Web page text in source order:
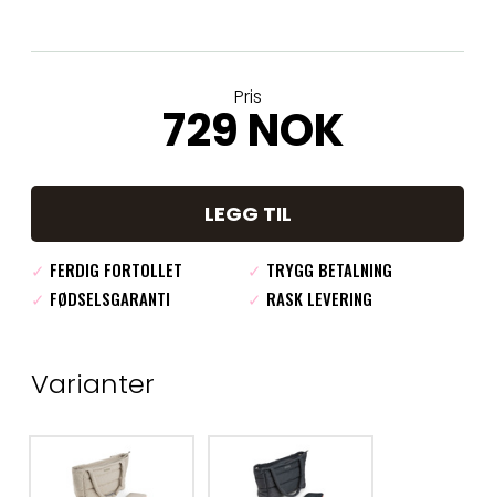
Pris
729 NOK
LEGG TIL
✓ FERDIG FORTOLLET ✓ TRYGG BETALNING
✓ FØDSELSGARANTI ✓ RASK LEVERING
Varianter